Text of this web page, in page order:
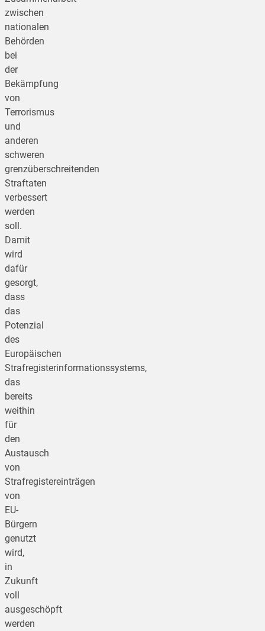
zwischen
nationalen
Behörden
bei
der
Bekämpfung
von
Terrorismus
und
anderen
schweren
grenzüberschreitenden
Straftaten
verbessert
werden
soll.
Damit
wird
dafür
gesorgt,
dass
das
Potenzial
des
Europäischen
Strafregisterinformationssystems,
das
bereits
weithin
für
den
Austausch
von
Strafregistereinträgen
von
EU-
Bürgern
genutzt
wird,
in
Zukunft
voll
ausgeschöpft
werden